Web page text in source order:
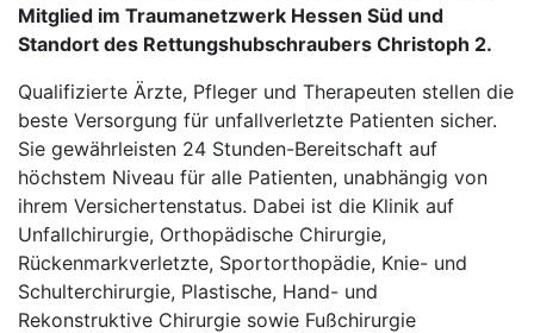
Mitglied im Traumanetzwerk Hessen Süd und
Standort des Rettungshubschraubers Christoph 2.
Qualifizierte Ärzte, Pfleger und Therapeuten stellen die
beste Versorgung für unfallverletzte Patienten sicher.
Sie gewährleisten 24 Stunden-Bereitschaft auf
höchstem Niveau für alle Patienten, unabhängig von
ihrem Versichertenstatus. Dabei ist die Klinik auf
Unfallchirurgie, Orthopädische Chirurgie,
Rückenmarkverletzte, Sportorthopädie, Knie- und
Schulterchirurgie, Plastische, Hand- und
Rekonstruktive Chirurgie sowie Fußchirurgie